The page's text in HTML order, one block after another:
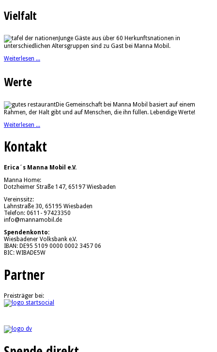
Vielfalt
Junge Gäste aus über 60 Herkunftsnationen in
unterschiedlichen Altersgruppen sind zu Gast bei Manna Mobil.
Weiterlesen ...
Werte
Die Gemeinschaft bei Manna Mobil basiert auf einem
Rahmen, der Halt gibt und auf Menschen, die ihn füllen. Lebendige Werte!
Weiterlesen ...
Kontakt
Erica´s Manna Mobil e.V.
Manna Home:
Dotzheimer Straße 147, 65197 Wiesbaden
Vereinssitz:
Lahnstraße 30, 65195 Wiesbaden
Telefon: 0611- 97423350
info@mannamobil.de
Spendenkonto:
Wiesbadener Volksbank e.V.
IBAN: DE95 5109 0000 0002 3457 06
BIC: WIBADE5W
Partner
Preisträger bei: